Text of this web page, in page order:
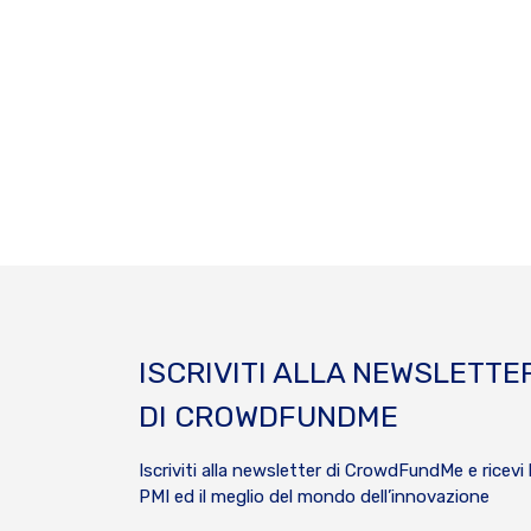
ISCRIVITI ALLA
DI CROWDFUNDME
Iscriviti alla newsletter di CrowdFundMe e
PMI ed il meglio del mondo dell’innovazione